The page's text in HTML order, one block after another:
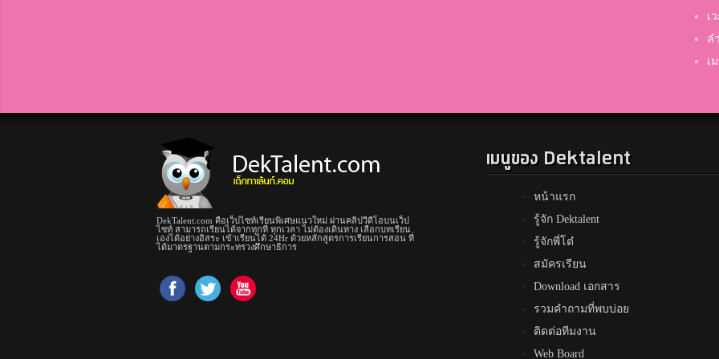
เ
ล
เ
DekTalent.com คือเว็ปไซท์เรียนพิเศษแนวใหม่ ผ่านคลิปวีดีโอบนเว็ป
ไซท์ สามารถเรียนได้จากทุกที่ ทุกเวลา ไม่ต้องเดินทาง เลือกบทเรียน
เองได้อย่างอิสระ เข้าเรียนได้ 24Hr ด้วยหลักสูตรการเรียนการสอน ที่
ได้มาตรฐานตามกระทรวงศึกษาธิการ
เมนูของ Dektalent
หน้าแรก
รู้จัก Dektalent
รู้จักพี่โต๋
สมัครเรียน
Download เอกสาร
รวมคำถามที่พบบ่อย
ติดต่อทีมงาน
Web Board